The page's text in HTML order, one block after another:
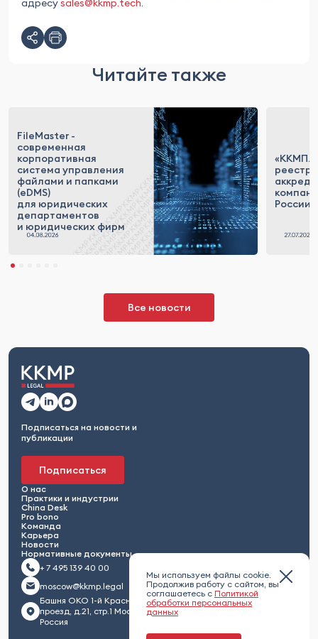
адресуsales@kkmp.tech.
Читайте также
FileMaster -
современная
корпоративная
система управления
файлами и папками
(eDMS)
для юридических
департаментов
и юридических фирм
реестр
России
Все новости
Мы используем файлы cookie.
Продолжив работу с сайтом, вы
соглашаетесь с Политикой
обработки персональных
данных
Подписаться на новости и
публикации
Подписаться
О нас
Практики и индустрии
China Desk
Pro bono
Команда
Карьера
Новости
Нормативные документы
+ 7 495 139 40 00
moscow@kkmp.legal
Башня ОКО 1-й Красногвардейский
проезд, д.21, стр.1 Москва 123112,
Россия